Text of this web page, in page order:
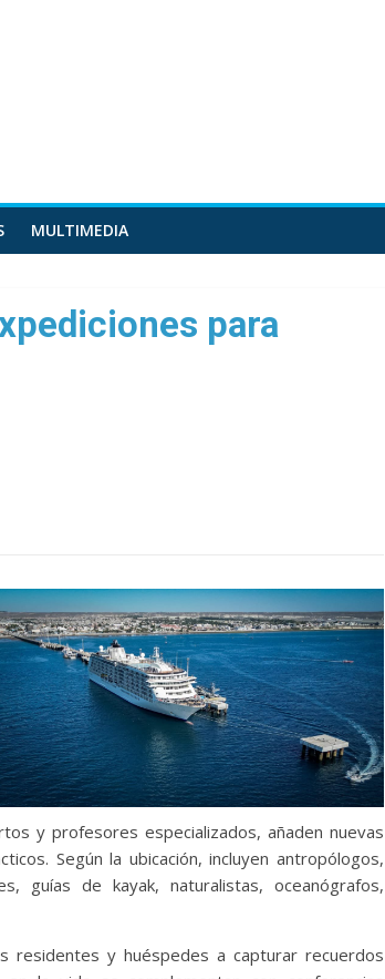
MULTIMEDIA
para
y profesores especializados, añaden nuevas
Según la ubicación, incluyen antropólogos,
guías de kayak, naturalistas, oceanógrafos,
residentes y huéspedes a capturar recuerdos